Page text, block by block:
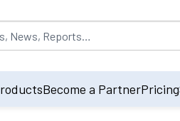
by default on accessing
Become a PartnerPricing